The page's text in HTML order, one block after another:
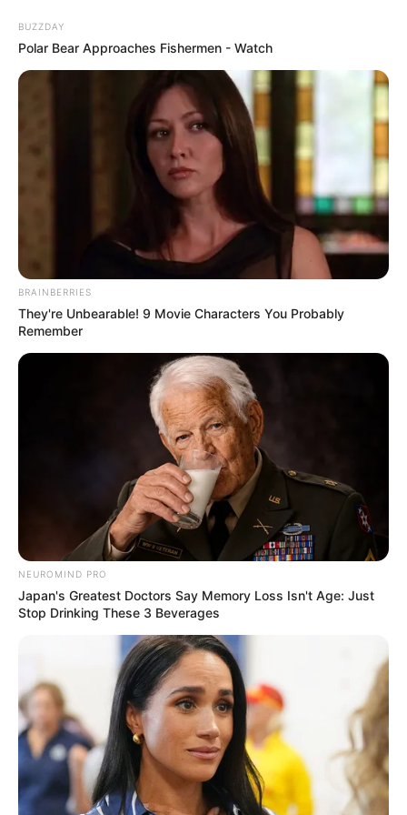
decoração de Natal criativa
75 Ideias de Decoração de
Natal Super Criativas Para
Fazer em Casa
FBO Negócios de Treinamento e Marketing Digital
Encadernação Artesanal
Filtro dos Sonhos
Lembrancinhas de Casamento
Mosaico
BUZZDAY
Polar Bear Approaches Fishermen - Watch
BRAINBERRIES
They're Unbearable! 9 Movie Characters You Probably
Remember
NEUROMIND PRO
Japan's Greatest Doctors Say Memory Loss Isn't Age: Just
Stop Drinking These 3 Beverages